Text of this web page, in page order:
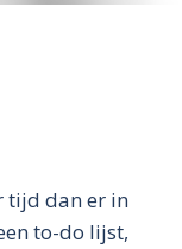
tijd dan er in
to-do lijst,